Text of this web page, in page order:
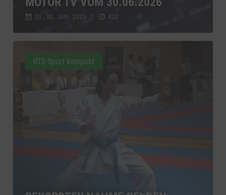
Di., 30. Juni. 2026 // 420
RTS Sport kompakt